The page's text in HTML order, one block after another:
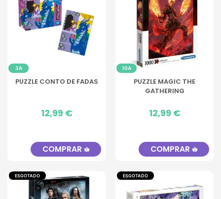
3A
PUZZLE CONTO DE FADAS
Preço
12,99 €
COMPRAR shopping_basket
10A
PUZZLE MAGIC THE
GATHERING
Preço
12,99 €
COMPRAR shopping_basket
ESGOTADO ESGOTADO